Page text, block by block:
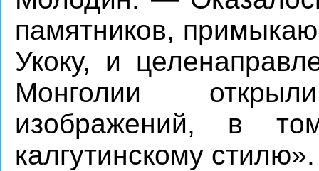
памятников,
Укоку, и
Монголии
изображений, в
калгутинскому стилю».